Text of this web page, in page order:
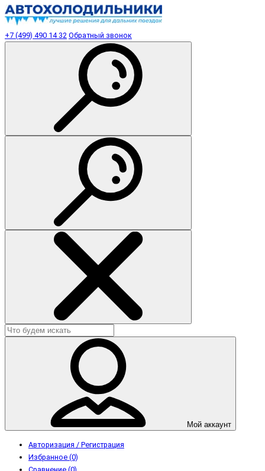
+7 (499) 490 14 32 Обратный звонок
Мой аккаунт
Авторизация / Регистрация
Избранное (0)